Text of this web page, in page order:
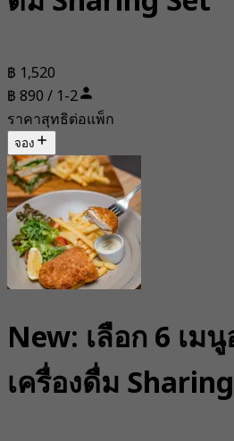
฿ 1,520
฿ 890 / 1-2
ราคาสุทธิต่อแพ็ก
จอง
New: เลือก 6 เม
เครื่องดื่ม